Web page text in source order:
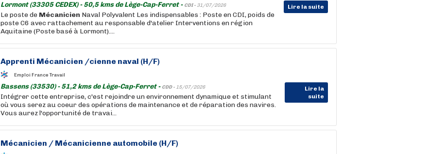
Lormont (33305 CEDEX) - 50,5 kms de Lège-Cap-Ferret - CDI - 31/07/2026 Lire la suite
Le poste de Mécanicien Naval Polyvalent Les indispensables : Poste en CDI, poids de
poste C6 avec rattachement au responsable d'atelier Interventions en région
Aquitaine (Poste basé à Lormont)....
Apprenti Mécanicien /cienne naval (H/F)
Emploi France Travail
Bassens (33530) - 51,2 kms de Lège-Cap-Ferret - CDD - 15/07/2026
Lire la
suite
Intégrer cette entreprise, c'est rejoindre un environnement dynamique et stimulant
où vous serez au coeur des opérations de maintenance et de réparation des navires.
Vous aurez l'opportunité de travai...
Mécanicien / Mécanicienne automobile (H/F)